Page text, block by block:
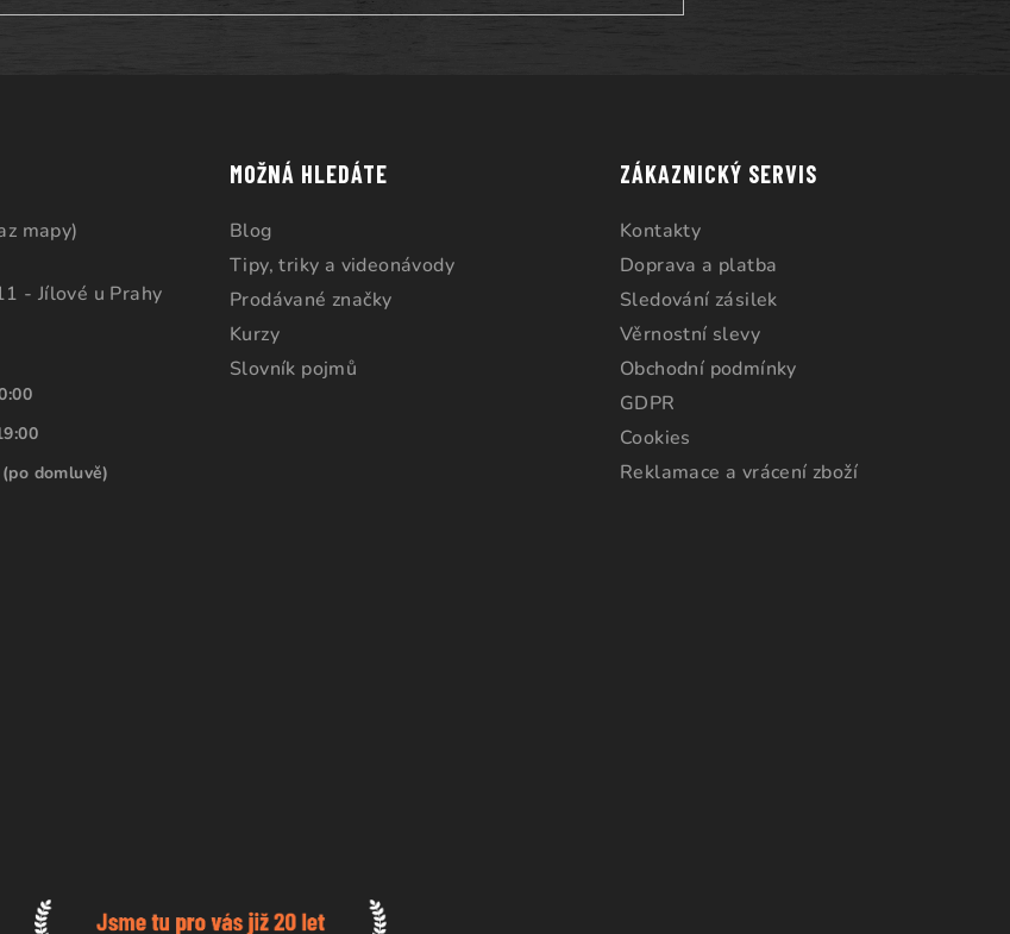
mapy)
- Jílové u Prahy
domluvě)
MOŽNÁ HLEDÁTE
Blog
Tipy, triky a videonávody
Prodávané značky
Kurzy
Slovník pojmů
ZÁKAZNICKÝ SERVIS
Kontakty
Doprava a platba
Sledování zásilek
Věrnostní slevy
Obchodní podmínky
GDPR
Cookies
Reklamace a vrácení zboží